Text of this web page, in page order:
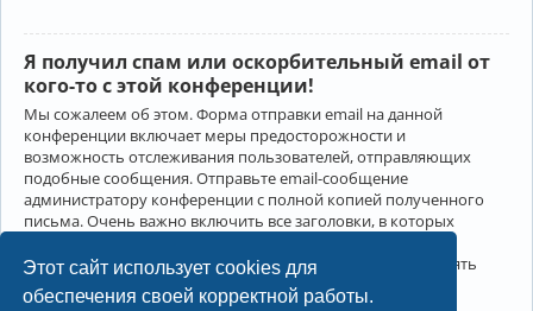
Этот сайт использует cookies для
обеспечения своей корректной работы.
Я получил спам или оскорбительный email от
кого-то с этой конференции!
Мы сожалеем об этом. Форма отправки email на данной
конференции включает меры предосторожности и
возможность отслеживания пользователей, отправляющих
подобные сообщения. Отправьте email-сообщение
администратору конференции с полной копией полученного
письма. Очень важно включить все заголовки, в которых
Администратор конференции сможет в этом случае принять
меры.